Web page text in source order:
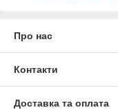
Про нас
Контакти
Доставка та оплата